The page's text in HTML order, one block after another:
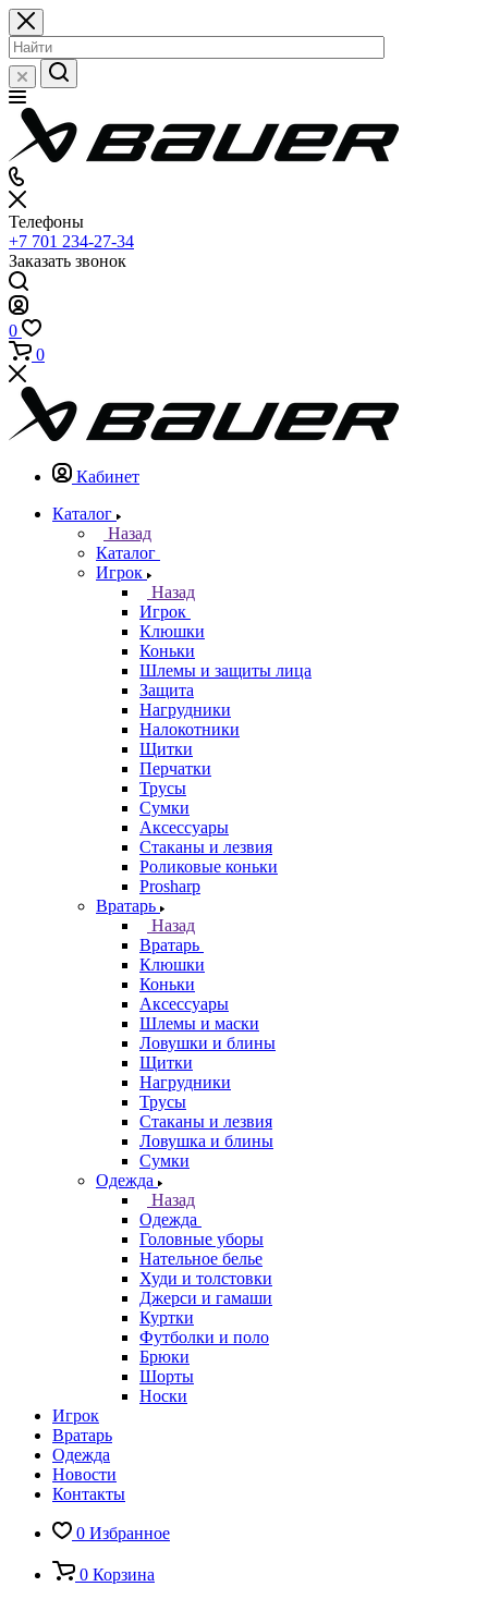
Телефоны
+7 701 234-27-34
Заказать звонок
0
0
Кабинет
Каталог
Назад
Каталог
Игрок
Назад
Игрок
Клюшки
Коньки
Шлемы и защиты лица
Защита
Нагрудники
Налокотники
Щитки
Перчатки
Трусы
Сумки
Аксессуары
Стаканы и лезвия
Роликовые коньки
Prosharp
Вратарь
Назад
Вратарь
Клюшки
Коньки
Аксессуары
Шлемы и маски
Ловушки и блины
Щитки
Нагрудники
Трусы
Стаканы и лезвия
Ловушка и блины
Сумки
Одежда
Назад
Одежда
Головные уборы
Нательное белье
Худи и толстовки
Джерси и гамаши
Куртки
Футболки и поло
Брюки
Шорты
Носки
Игрок
Вратарь
Одежда
Новости
Контакты
0 Избранное
0 Корзина